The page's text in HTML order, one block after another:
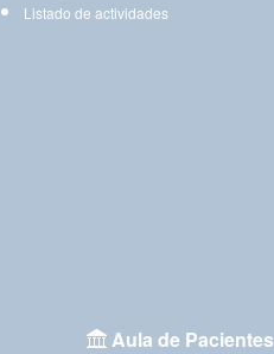
Listado de actividades
Aula de Pacientes